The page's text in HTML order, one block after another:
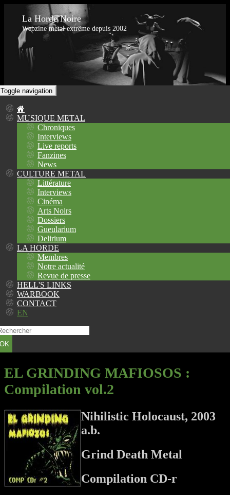
La Horde Noire
Webzine metal extrême depuis 2002
Toggle navigation
MUSIQUE METAL
Chroniques
Interviews
Live reports
Fanzines
News
CULTURE METAL
Littérature
Interviews
Cinéma
Arts Noirs
Dossiers
Gueularium
Delirium
LA HORDE
Membres
Notre actualité
Revue de presse
HELL'S LINKS
WARBOOK
CONTACT
EN
OK
EL GRINDING MAFIOSOS :
Compilation vol.2
Nihilistic Holocaust, 2003
a.b.
Grind Death Metal
Compilation CD-r